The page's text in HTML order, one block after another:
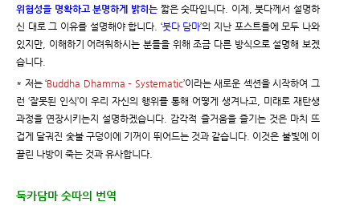
위험성을 명확하고 분명하게 밝히는짧은 숫따입니다. 이제, 붓다께서 설명하
신 대로 그 이유를 설명해야 합니다. ‘붓다 담마’의 지난 포스트들에 모두 나와
있지만, 이해하기 어려워하시는 분들을 위해 조금 다른 방식으로 설명해 보겠
습니다.
* 저는 ‘Buddha Dhamma – Systematic’이라는 새로운 섹션을 시작하여 그
런 ‘잘못된 인식’이 우리 자신의 행위를 통해 어떻게 생겨나고, 미래로 재탄생
과정을 연장시키는지 설명하겠습니다. 감각적 즐거움을 즐기는 것은 마치 뜨
겁게 달궈진 숯불 구덩이에 기꺼이 뛰어드는 것과 같습니다. 이것은 불빛에 이
끌린 나방이 죽는 것과 유사합니다.
둑카담마 숫따의 번역